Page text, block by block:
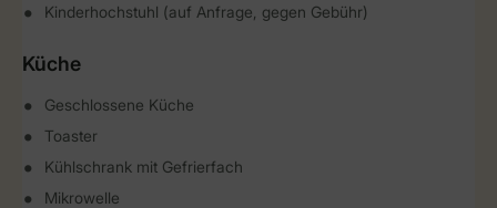
Kinderhochstuhl (auf Anfrage, gegen Gebühr)
Küche
Geschlossene Küche
Toaster
Kühlschrank mit Gefrierfach
Mikrowelle